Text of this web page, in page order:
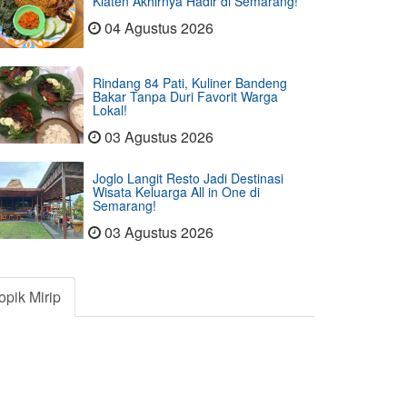
04 Agustus 2026
Rindang 84 Pati, Kuliner Bandeng
Bakar Tanpa Duri Favorit Warga
Lokal!
03 Agustus 2026
Joglo Langit Resto Jadi Destinasi
Wisata Keluarga All in One di
Semarang!
03 Agustus 2026
Mirip